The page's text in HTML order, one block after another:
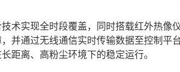
实现全时段覆盖，同时搭载红外热像
并通过无线通信实时传输数据至控制平
距离、高粉尘环境下的稳定运行。